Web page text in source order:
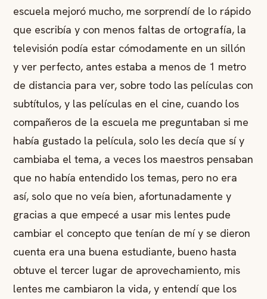
escuela mejoró mucho, me sorprendí de lo rápido
que escribía y con menos faltas de ortografía, la
televisión podía estar cómodamente en un sillón
y ver perfecto, antes estaba a menos de 1 metro
de distancia para ver, sobre todo las películas con
subtítulos, y las películas en el cine, cuando los
compañeros de la escuela me preguntaban si me
había gustado la película, solo les decía que sí y
cambiaba el tema, a veces los maestros pensaban
que no había entendido los temas, pero no era
así, solo que no veía bien, afortunadamente y
gracias a que empecé a usar mis lentes pude
cambiar el concepto que tenían de mí y se dieron
cuenta era una buena estudiante, bueno hasta
obtuve el tercer lugar de aprovechamiento, mis
lentes me cambiaron la vida, y entendí que los